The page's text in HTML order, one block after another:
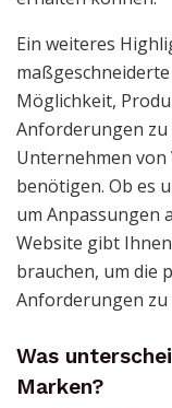
Ein weiteres
Möglichkeit,
Anforderungen
Unternehmen
benötigen. Ob es
um Anpassungen
Website gibt
brauchen, um die
Anforderungen zu
Was
Marken?